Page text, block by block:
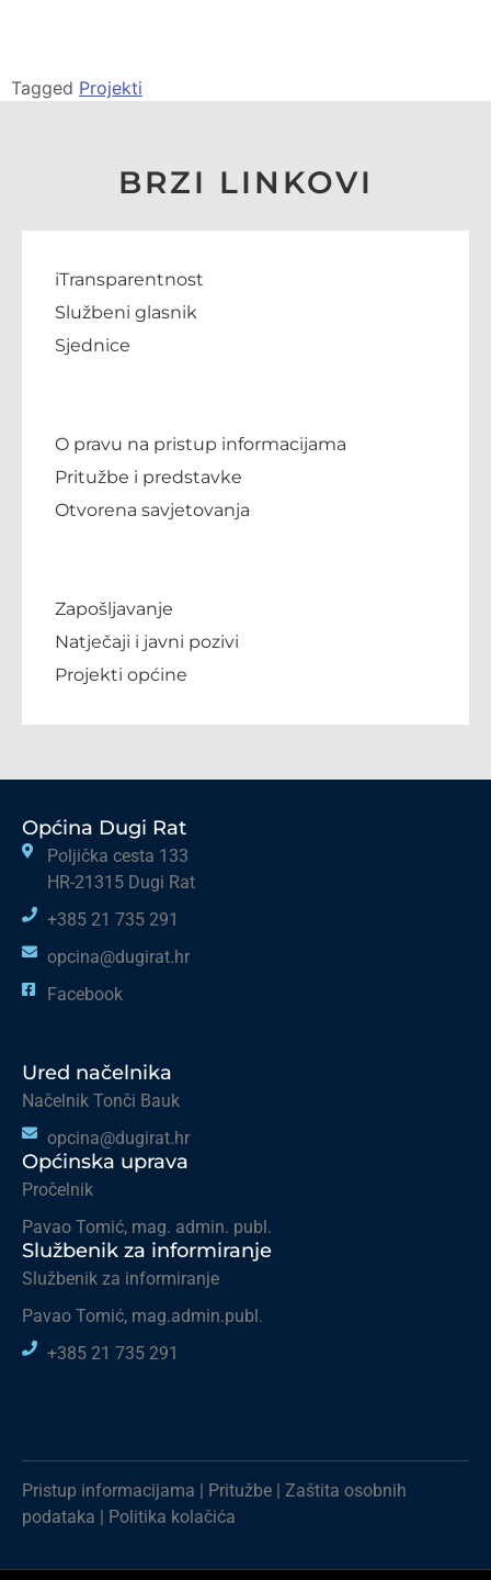
Tagged Projekti
BRZI LINKOVI
iTransparentnost
Službeni glasnik
Sjednice
O pravu na pristup informacijama
Pritužbe i predstavke
Otvorena savjetovanja
Zapošljavanje
Natječaji i javni pozivi
Projekti općine
Općina Dugi Rat
Poljička cesta 133
HR-21315 Dugi Rat
+385 21 735 291
opcina@dugirat.hr
Facebook
Ured načelnika
Načelnik Tonči Bauk
opcina@dugirat.hr
Općinska uprava
Pročelnik
Pavao Tomić, mag. admin. publ.
Službenik za informiranje
Službenik za informiranje
Pavao Tomić, mag.admin.publ.
+385 21 735 291
Pristup informacijama | Pritužbe | Zaštita osobnih
podataka | Politika kolačića